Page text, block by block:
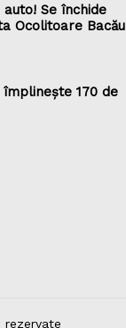
Se închide
Ocolitoare Bacău
împlineşte 170 de
rezervate